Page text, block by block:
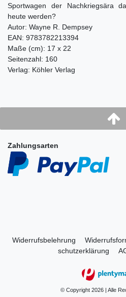
Sportwagen der Nachkriegsära
heute werden?
Autor: Wayne R. Dempsey
EAN: 9783782213394
Maße (cm): 17 x 22
Seitenzahl: 160
Verlag: Köhler Verlag
Zahlungsarten
Widerrufs­belehrung
schutz­erklärung
© Copyright 2026 | Alle